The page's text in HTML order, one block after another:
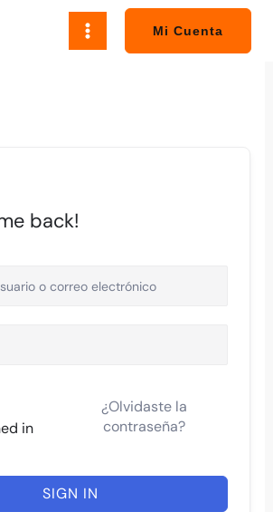
Mi Cuenta
back!
in
¿Olvidaste la
contraseña?
SIGN IN